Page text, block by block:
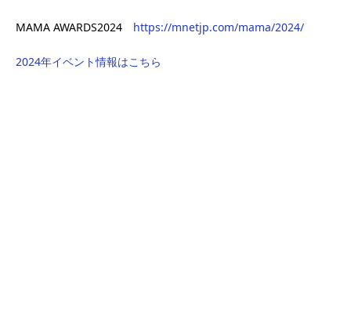
MAMA AWARDS2024 https://mnetjp.com/mama/2024/
2024年イベント情報はこちら